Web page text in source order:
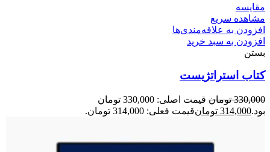
مقایسه
مشاهده سریع
افزودن به علاقه‌مندی‌ها
افزودن به سبد خرید
بستن
کتاب استراتژیست
330,000 تومان
قیمت اصلی: 330,000 تومان
بود.314,000 تومانقیمت فعلی: 314,000 تومان.